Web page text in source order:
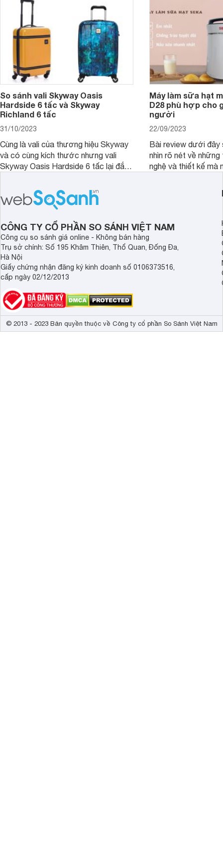
So sánh vali Skyway Oasis
Hardside 6 tấc và Skyway
Richland 6 tấc
31/10/2023
Cùng là vali của thương hiệu Skyway
và có cùng kích thước nhưng vali
Skyway Oasis Hardside 6 tấc lại đắt
triệu đồng.
Máy làm sữa hạt
D28 phù hợp cho
người
22/09/2023
Bài review dưới đây
nhìn rõ nét về những
nghệ và thiết kế mà
thể đưa ra quyết
CÔNG TY CỔ PHẦN SO SÁNH VIỆT NAM
Công cụ so sánh giá online - Không bán hàng
Trụ sở chính: Số 195 Khâm Thiên, Thổ Quan, Đống Đa,
Hà Nội
Giấy chứng nhận đăng ký kinh doanh số 0106373516,
cấp ngày 02/12/2013
© 2013 - 2023 Bản quyền thuộc về Công ty cổ phần So Sánh Việt Nam